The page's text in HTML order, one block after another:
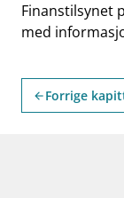
Finanstilsynet
med
arrow_back Forrige